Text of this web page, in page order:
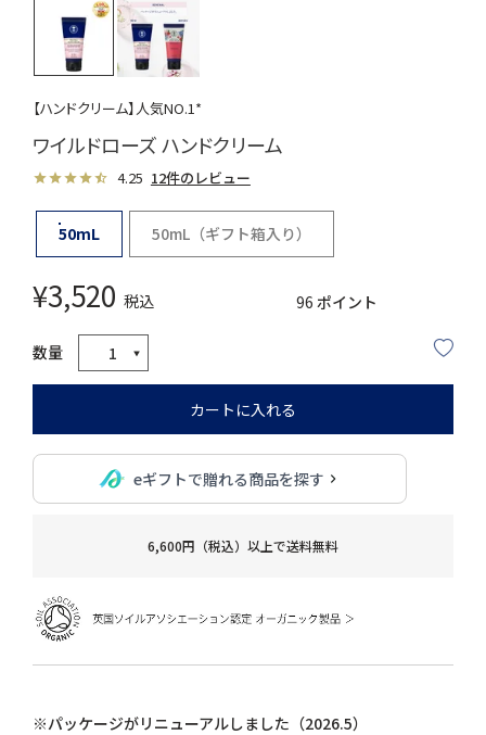
【ハンドクリーム】人気NO.1*
ワイルドローズ ハンドクリーム
4.25 12件のレビュー
50mL 50mL（ギフト箱入り）
¥3,520 税込 96 ポイント
カートに入れる
eギフトで贈れる商品を探す
6,600円（税込）以上で送料無料
※パッケージがリニューアルしました（2026.5）